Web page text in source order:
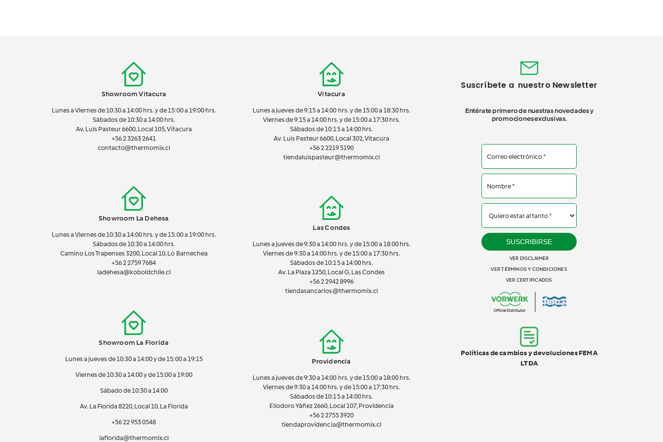
Showroom Vitacura
Lunes a Viernes de 10:30 a 14:00 hrs. y de 15:00 a 19:00 hrs.
Sábados de 10:30 a 14:00 hrs.
Av. Luis Pasteur 6600, Local 105, Vitacura
+56 2 3263 2641
contacto@thermomix.cl
Showroom La Dehesa
Lunes a Viernes de 10:30 a 14:00 hrs. y de 15:00 a 19:00 hrs.
Sábados de 10:30 a 14:00 hrs.
Camino Los Trapenses 3200, Local 10, Lo Barnechea
+56 22759 7684
ladehesa@koboldchile.cl
Showroom La Florida
Lunes a jueves de 10:30 a 14:00 y de 15:00 a 19:15
Viernes de 10:30 a 14:00 y de 15:00 a 19:00
Sábado de 10:30 a 14:00
Av. La Florida 8220, Local 10, La Florida
+56 22 953 0548
laflorida@thermomix.cl
Vitacura
Lunes a jueves de 9:15 a 14:00 hrs. y de 15:00 a 18:30 hrs.
Viernes de 9:15 a 14:00 hrs. y de 15:00 a 17:30 hrs.
Sábados de 10:15 a 14:00 hrs.
Av. Luis Pasteur 6600, Local 302, Vitacura
+56 2 2219 5190
tiendaluispasteur@thermomix.cl
Las Condes
Lunes a jueves de 9:30 a 14:00 hrs. y de 15:00 a 18:00 hrs.
Viernes de 9:30 a 14:00 hrs. y de 15:00 a 17:30 hrs.
Sábados de 10:15 a 14:00 hrs.
Av. La Plaza 1250, Local G, Las Condes
+56 2 2942 8996
tiendasancarlos@thermomix.cl
Providencia
Lunes a jueves de 9:30 a 14:00 hrs. y de 15:00 a 18:00 hrs.
Viernes de 9:30 a 14:00 hrs. y de 15:00 a 17:30 hrs.
Sábados de 10:15 a 14:00 hrs.
Eliodoro Yáñez 2660, Local 107, Providencia
+56 2 2755 3920
tiendaprovidencia@thermomix.cl
Suscríbete a nuestro Newsletter
Entérate primero de nuestras novedades y
promociones exclusivas.
SUSCRIBIRSE
VER DISCLAIMER
VER TÉRMINOS Y CONDICIONES
VER CERTIFICADOS
Políticas de cambios y devoluciones FEMA
LTDA